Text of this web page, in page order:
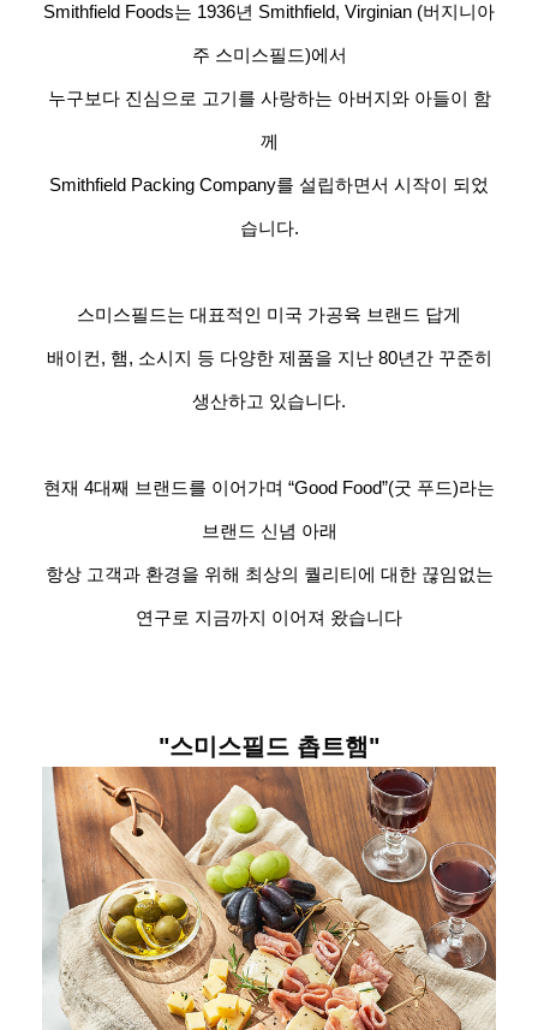
Smithfield Foods는 1936년 Smithfield, Virginian (버지니아
주 스미스필드)에서
누구보다 진심으로 고기를 사랑하는 아버지와 아들이 함
께
Smithfield Packing Company를 설립하면서 시작이 되었
습니다.
스미스필드는 대표적인 미국 가공육 브랜드 답게
배이컨, 햄, 소시지 등 다양한 제품을 지난80년간 꾸준히
생산하고 있습니다.
현재 4대째 브랜드를 이어가며 “Good Food”(굿 푸드)라는
브랜드 신념 아래
항상 고객과 환경을 위해 최상의 퀄리티에 대한 끊임없는
연구로 지금까지 이어져 왔습니다
"스미스필드 촙트햄"